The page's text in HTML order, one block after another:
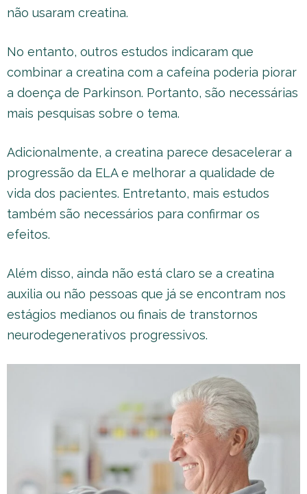
não usaram creatina.
No entanto, outros estudos indicaram que
combinar a creatina com a cafeína poderia piorar
a doença de Parkinson. Portanto, são necessárias
mais pesquisas sobre o tema.
Adicionalmente, a creatina parece desacelerar a
progressão da ELA e melhorar a qualidade de
vida dos pacientes. Entretanto, mais estudos
também são necessários para confirmar os
efeitos.
Além disso, ainda não está claro se a creatina
auxilia ou não pessoas que já se encontram nos
estágios medianos ou finais de transtornos
neurodegenerativos progressivos.